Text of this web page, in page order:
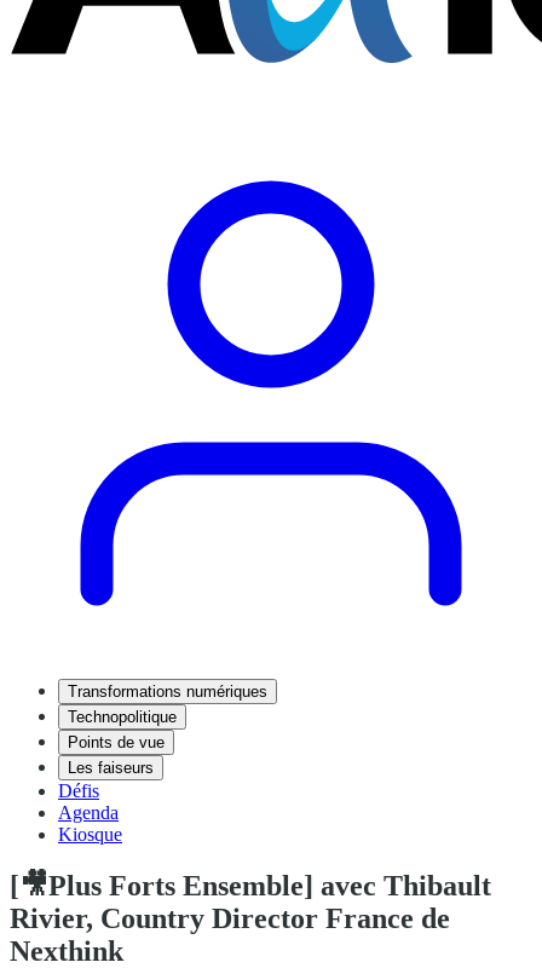
Transformations numériques
Technopolitique
Points de vue
Les faiseurs
Défis
Agenda
Kiosque
[🎥Plus Forts Ensemble] avec Thibault
Rivier, Country Director France de
Nexthink